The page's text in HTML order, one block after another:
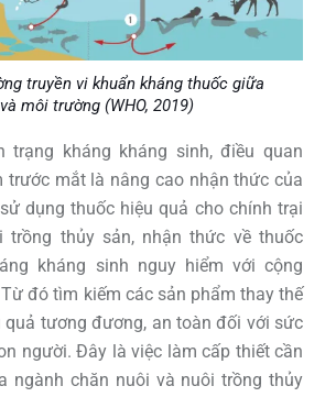
truyền vi khuẩn kháng thuốc giữa
môi trường (WHO, 2019)
trạng kháng kháng sinh, điều quan
trước mắt là nâng cao nhận thức của
dụng thuốc hiệu quả cho chính trại
trồng thủy sản, nhận thức về thuốc
kháng sinh nguy hiểm với cộng
đó tìm kiếm các sản phẩm thay thế
quả tương đương, an toàn đối với sức
người. Đây là việc làm cấp thiết cần
ngành chăn nuôi và nuôi trồng thủy